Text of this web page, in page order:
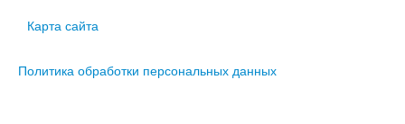
Карта сайта
Политика обработки персональных данных